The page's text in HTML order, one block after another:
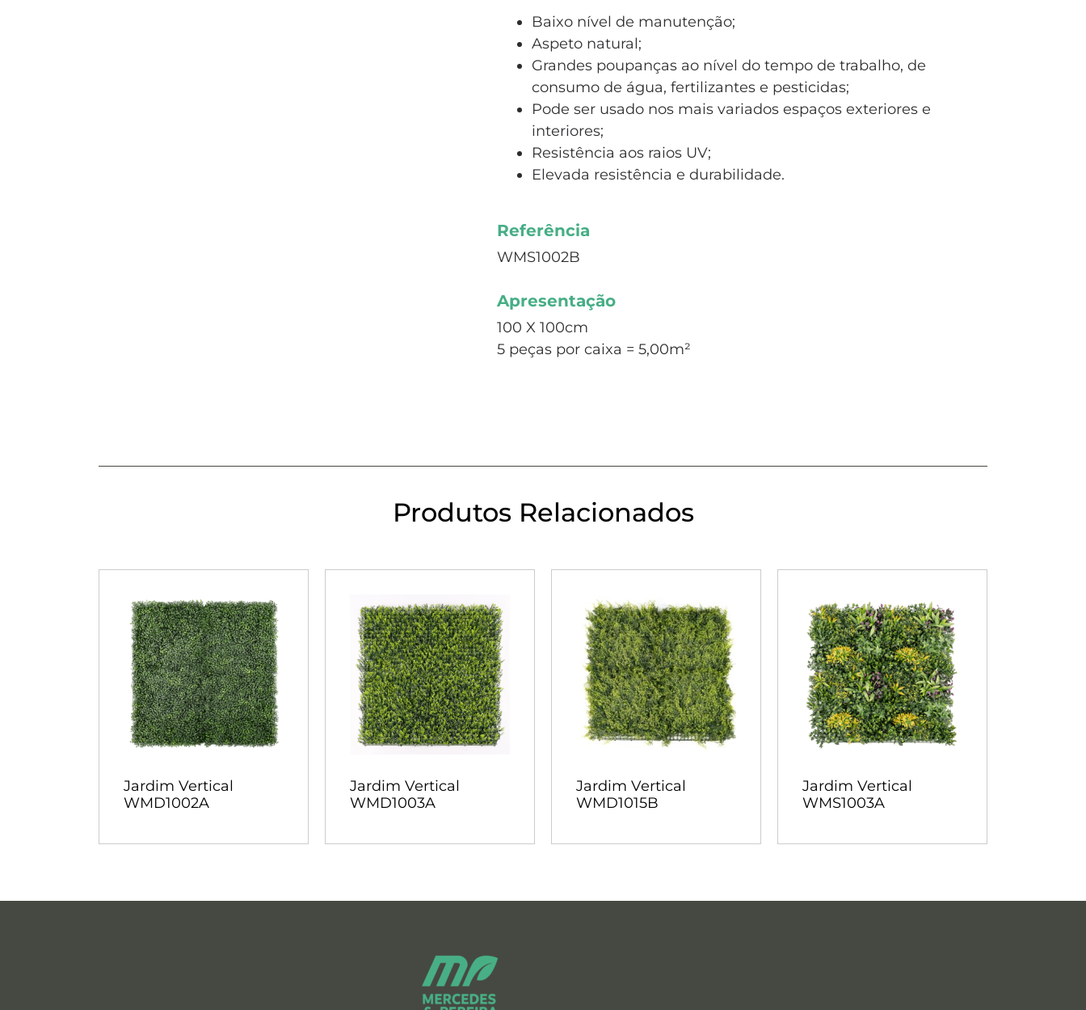
Baixo nível de manutenção;
Aspeto natural;
Grandes poupanças ao nível do tempo de trabalho, de
consumo de água, fertilizantes e pesticidas;
Pode ser usado nos mais variados espaços exteriores e
interiores;
Resistência aos raios UV;
Elevada resistência e durabilidade.
Referência
WMS1002B
Apresentação
100 X 100cm
5 peças por caixa = 5,00m²
Produtos Relacionados
Jardim Vertical
WMD1002A
Jardim Vertical
WMD1003A
Jardim Vertical
WMD1015B
Jardim Vertical
WMS1003A